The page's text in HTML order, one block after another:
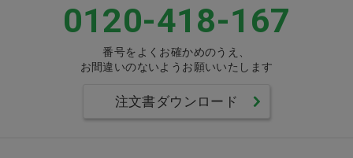
0120-418-167
番号をよくお確かめのうえ、
お間違いのないようお願いいたします
注文書ダウンロード